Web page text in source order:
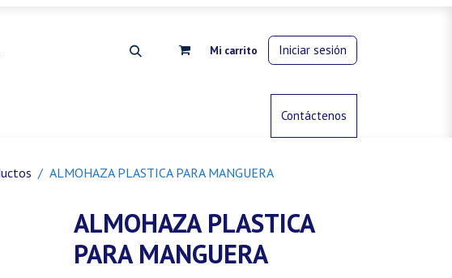
Mi carrito Iniciar sesión
Control de animalesContáctenos
ALMOHAZA PLASTICA PARA MANGUERA
ALMOHAZA PLASTICA
PARA MANGUERA